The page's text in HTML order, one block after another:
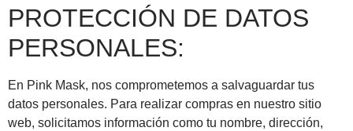
PROTECCIÓN DE DATOS
PERSONALES:
En Pink Mask, nos comprometemos a salvaguardar tus
datos personales. Para realizar compras en nuestro sitio
web, solicitamos información como tu nombre, dirección,